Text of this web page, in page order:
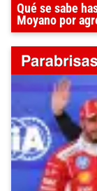
Qué se sabe
Moyano por